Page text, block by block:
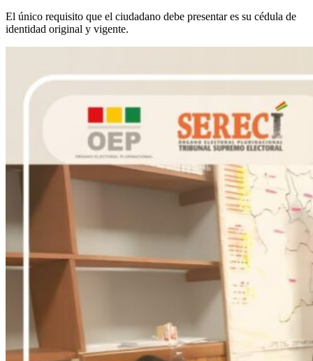
El único requisito que el ciudadano debe presentar es su cédula de
identidad original y vigente.